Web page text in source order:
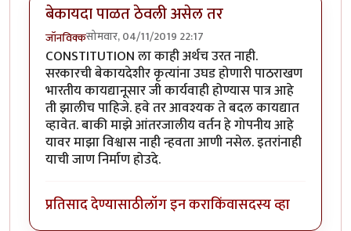
बेकायदा पाळत ठेवली असेल तर
जॉनविक्कसोमवार, 04/11/2019 22:17
CONSTITUTION ला काही अर्थच उरत नाही.
सरकारची बेकायदेशीर कृत्यांना उघड होणारी पाठराखण
भारतीय कायद्यानूसार जी कार्यवाही होण्यास पात्र आहे
ती झालीच पाहिजे. हवे तर आवश्यक ते बदल कायद्यात
व्हावेत. बाकी माझे आंतरजालीय वर्तन हे गोपनीय आहे
यावर माझा विश्वास नाही न्हवता आणी नसेल. इतरांनाही
याची जाण निर्माण होउदे.
प्रतिसाद देण्यासाठीलॉग इन कराकिंवासदस्य व्हा